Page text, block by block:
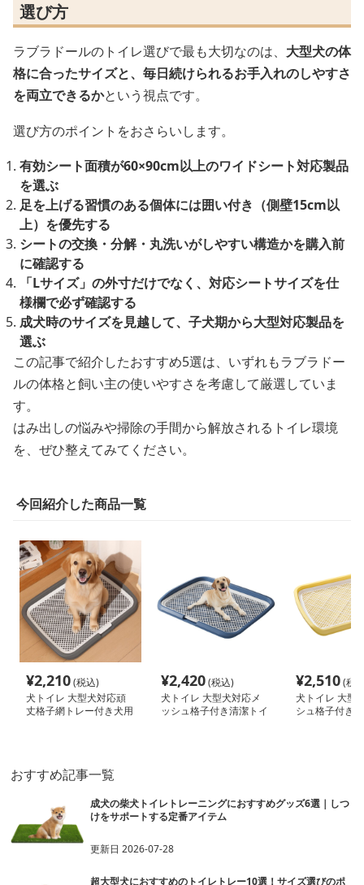
選び方
ラブラドールのトイレ選びで最も大切なのは、 大型犬の体
格に合ったサイズと、毎日続けられるお手入れのしやすさ
を両立できるかという視点です。
選び方のポイントをおさらいします。
有効シート面積が60×90cm以上のワイドシート対応製品
を選ぶ
足を上げる習慣のある個体には囲い付き（側壁15cm以
上）を優先する
シートの交換・分解・丸洗いがしやすい構造かを購入前
に確認する
「Lサイズ」の外寸だけでなく、対応シートサイズを仕
様欄で必ず確認する
成犬時のサイズを見越して、子犬期から大型対応製品を
選ぶ
この記事で紹介したおすすめ5選は、いずれもラブラドー
ルの体格と飼い主の使いやすさを考慮して厳選していま
す。
はみ出しの悩みや掃除の手間から解放されるトイレ環境
を、ぜひ整えてみてください。
今回紹介した商品一覧
¥2,210(税込)
犬トイレ 大型犬対応頑
丈格子網トレー付き犬用
¥2,420(税込)
犬トイレ 大型犬対応メ
ッシュ格子付き清潔トイ
¥2,510(税
犬トイレ 大型
シュ格子付き
おすすめ記事一覧
成犬の柴犬トイレトレーニングにおすすめグッズ6選｜しつ
けをサポートする定番アイテム
更新日2026-07-28
超大型犬におすすめのトイレトレー10選！サイズ選びのポ